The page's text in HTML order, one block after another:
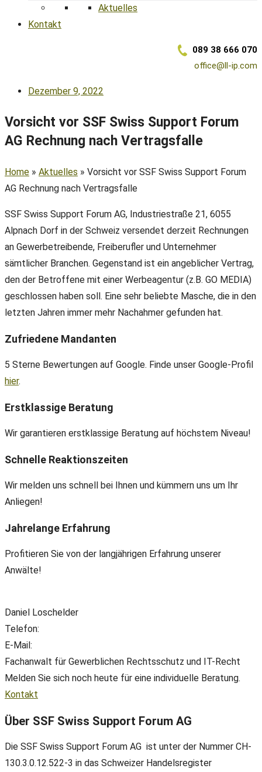
Aktuelles
Kontakt
089 38 666 070
office@ll-ip.com
Dezember 9, 2022
Vorsicht vor SSF Swiss Support Forum
AG Rechnung nach Vertragsfalle
Home » Aktuelles » Vorsicht vor SSF Swiss Support Forum
AG Rechnung nach Vertragsfalle
SSF Swiss Support Forum AG, Industriestraße 21, 6055
Alpnach Dorf in der Schweiz versendet derzeit Rechnungen
an Gewerbetreibende, Freiberufler und Unternehmer
sämtlicher Branchen. Gegenstand ist ein angeblicher Vertrag,
den der Betroffene mit einer Werbeagentur (z.B. GO MEDIA)
geschlossen haben soll. Eine sehr beliebte Masche, die in den
letzten Jahren immer mehr Nachahmer gefunden hat.
Zufriedene Mandanten
5 Sterne Bewertungen auf Google. Finde unser Google-Profil
hier.
Erstklassige Beratung
Wir garantieren erstklassige Beratung auf höchstem Niveau!
Schnelle Reaktionszeiten
Wir melden uns schnell bei Ihnen und kümmern uns um Ihr
Anliegen!
Jahrelange Erfahrung
Profitieren Sie von der langjährigen Erfahrung unserer
Anwälte!
Daniel Loschelder
Telefon:
E-Mail:
Fachanwalt für Gewerblichen Rechtsschutz und IT-Recht
Melden Sie sich noch heute für eine individuelle Beratung.
Kontakt
Über SSF Swiss Support Forum AG
Die SSF Swiss Support Forum AG ist unter der Nummer CH-
130.3.0.12.522-3 in das Schweizer Handelsregister